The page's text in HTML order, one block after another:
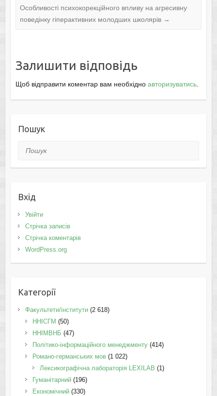
Особливості психокорекційного впливу на агресивну
поведінку гіперактивних молодших школярів →
Залишити відповідь
Щоб відправити коментар вам необхідно авторизуватись.
Пошук
Пошук
Вхід
Увійти
Стрічка записів
Стрічка коментарів
WordPress.org
Категорії
Факультети/інститути(2 618)
ННІСГМ (50)
ННІМВНБ (47)
Політико-інформаційного менеджменту(414)
Романо-германських мов(1 022)
Лексикографічна лабораторія LEXILAB (1)
Гуманітарний(196)
Економічний(330)